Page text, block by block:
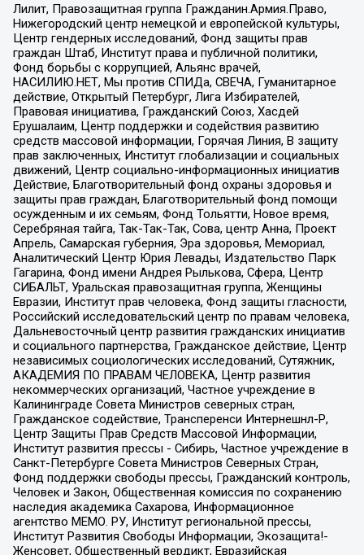
Лилит, Правозащитная группа Гражданин.Армия.Право,
Нижегородский центр немецкой и европейской культуры,
Центр гендерных исследований, Фонд защиты прав
граждан Штаб, Институт права и публичной политики,
Фонд борьбы с коррупцией, Альянс врачей,
НАСИЛИЮ.НЕТ, Мы против СПИДа, СВЕЧА, Гуманитарное
действие, Открытый Петербург, Лига Избирателей,
Правовая инициатива, Гражданский Союз, Хасдей
Ерушалаим, Центр поддержки и содействия развитию
средств массовой информации, Горячая Линия, В защиту
прав заключенных, Институт глобализации и социальных
движений, Центр социально-информационных инициатив
Действие, Благотворительный фонд охраны здоровья и
защиты прав граждан, Благотворительный фонд помощи
осужденным и их семьям, Фонд Тольятти, Новое время,
Серебряная тайга, Так-Так-Так, Сова, центр Анна, Проект
Апрель, Самарская губерния, Эра здоровья, Мемориал,
Аналитический Центр Юрия Левады, Издательство Парк
Гагарина, Фонд имени Андрея Рылькова, Сфера, Центр
СИБАЛЬТ, Уральская правозащитная группа, Женщины
Евразии, Институт прав человека, Фонд защиты гласности,
Российский исследовательский центр по правам человека,
Дальневосточный центр развития гражданских инициатив
и социального партнерства, Гражданское действие, Центр
независимых социологических исследований, Сутяжник,
АКАДЕМИЯ ПО ПРАВАМ ЧЕЛОВЕКА, Центр развития
некоммерческих организаций, Частное учреждение в
Калининграде Совета Министров северных стран,
Гражданское содействие, Трансперенси Интернешнл-Р,
Центр Защиты Прав Средств Массовой Информации,
Институт развития прессы - Сибирь, Частное учреждение в
Санкт-Петербурге Совета Министров Северных Стран,
Фонд поддержки свободы прессы, Гражданский контроль,
Человек и Закон, Общественная комиссия по сохранению
наследия академика Сахарова, Информационное
агентство МЕМО. РУ, Институт региональной прессы,
Институт Развития Свободы Информации, Экозащита!-
Женсовет, Общественный вердикт, Евразийская